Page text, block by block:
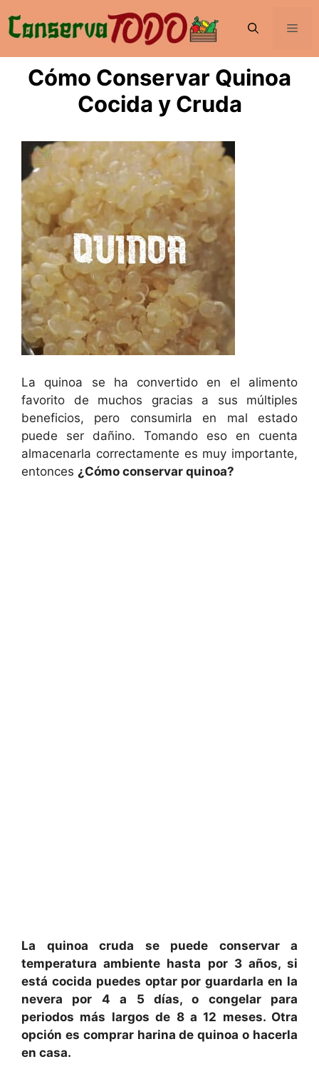
al
contenido
Cómo Conservar Quinoa
Cocida y Cruda
La quinoa se ha convertido en el alimento
favorito de muchos gracias a sus múltiples
beneficios, pero consumirla en mal estado
puede ser dañino. Tomando eso en cuenta
almacenarla correctamente es muy importante,
entonces ¿Cómo conservar quinoa?
La quinoa cruda se puede conservar a
temperatura ambiente hasta por 3 años, si
está cocida puedes optar por guardarla en la
nevera por 4 a 5 días, o congelar para
periodos más largos de 8 a 12 meses. Otra
opción es comprar harina de quinoa o hacerla
en casa.